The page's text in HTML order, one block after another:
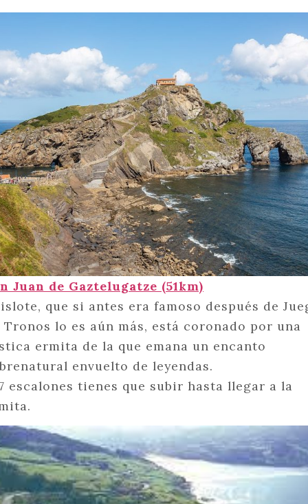
Juan de Gaztelugatze (51km)
que si antes era famoso después de
Tronos lo es aún más, está coronado por una
ermita de la que emana un encanto
envuelto de leyendas.
escalones tienes que subir hasta llegar a la